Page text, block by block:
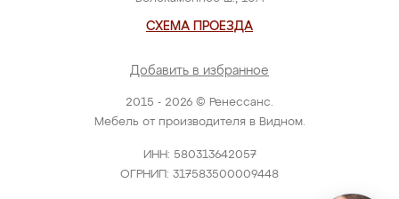
2015 - 2026 © Ренессанс.
Мебель от производителя в Видном.
ИНН: 580313642057
ОГРНИП: 317583500009448
СХЕМА ПРОЕЗДА
Добавить в избранное